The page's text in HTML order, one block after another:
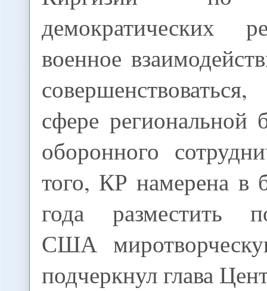
демократических
военное
сфере региональной
оборонного
того, КР намерена в
года разместить
США
подчеркнул глава